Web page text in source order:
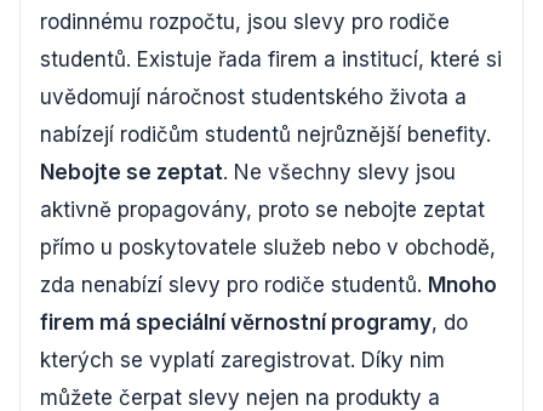
rodinnému rozpočtu, jsou slevy pro rodiče
studentů. Existuje řada firem a institucí, které si
uvědomují náročnost studentského života a
nabízejí rodičům studentů nejrůznější benefity.
Nebojte se zeptat. Ne všechny slevy jsou
aktivně propagovány, proto se nebojte zeptat
přímo u poskytovatele služeb nebo v obchodě,
zda nenabízí slevy pro rodiče studentů. Mnoho
firem má speciální věrnostní programy, do
kterých se vyplatí zaregistrovat. Díky nim
můžete čerpat slevy nejen na produkty a